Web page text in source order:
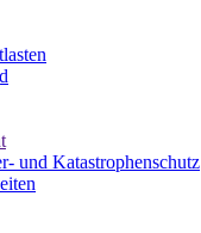
und Katastrophenschutz